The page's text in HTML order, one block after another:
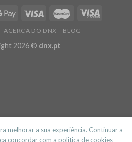
ACERCA DO DNX BLOG
2026 © dnx.pt
melhorar a sua experiência. Continuar a
concordar com a politica de cookies